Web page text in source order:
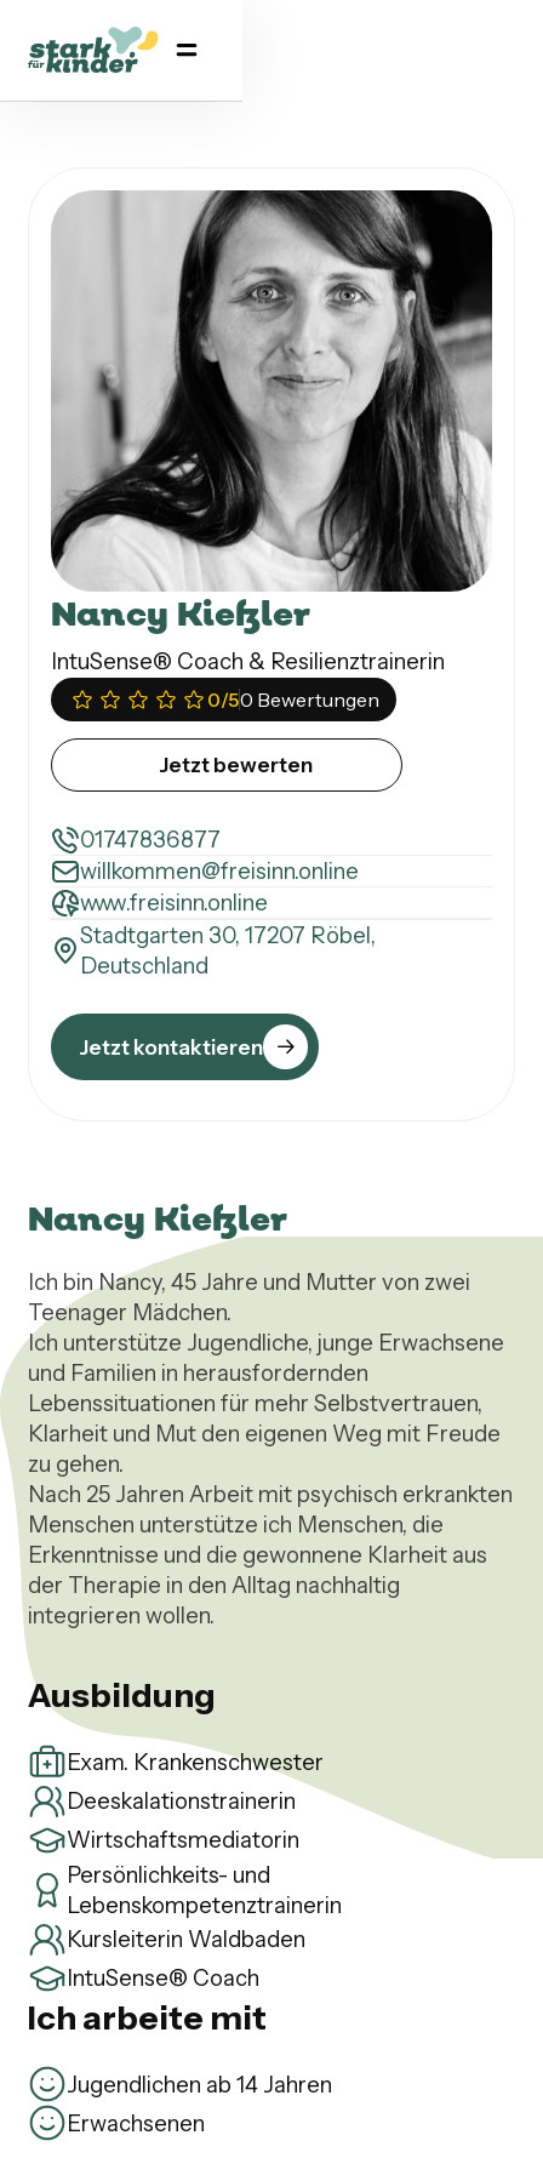
Nancy Kießler
IntuSense® Coach & Resilienztrainerin
0/50 Bewertungen
Jetzt bewerten
01747836877
willkommen@freisinn.online
www.freisinn.online
Stadtgarten 30, 17207 Röbel,
Deutschland
Jetzt kontaktieren
Nancy Kießler
Ich bin Nancy, 45 Jahre und Mutter von zwei
Teenager Mädchen.
Ich unterstütze Jugendliche, junge Erwachsene
und Familien in herausfordernden
Lebenssituationen für mehr Selbstvertrauen,
Klarheit und Mut den eigenen Weg mit Freude
zu gehen.
Nach 25 Jahren Arbeit mit psychisch erkrankten
Menschen unterstütze ich Menschen, die
Erkenntnisse und die gewonnene Klarheit aus
der Therapie in den Alltag nachhaltig
integrieren wollen.
Ausbildung
Exam. Krankenschwester
Deeskalationstrainerin
Wirtschaftsmediatorin
Persönlichkeits- und
Lebenskompetenztrainerin
Kursleiterin Waldbaden
IntuSense® Coach
Ich arbeite mit
Jugendlichen ab 14 Jahren
Erwachsenen